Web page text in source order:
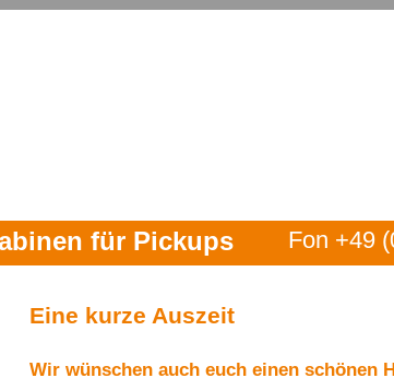
für Pickups Fon +49
Eine kurze Auszeit
Wir wünschen auch euch einen schönen